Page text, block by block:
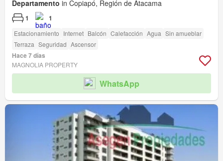
Departamento in Copiapó, Región de Atacama
1 1
Estacionamiento Internet Balcón Calefacción Agua Sin amueblar
Terraza Seguridad Ascensor
Hace 7 días
MAGNOLIA PROPERTY
WhatsApp